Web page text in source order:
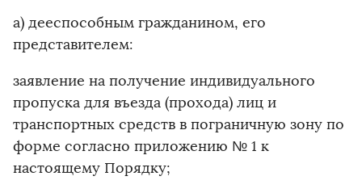
а) дееспособным гражданином, его
представителем:
заявление на получение индивидуального
пропуска для въезда (прохода) лиц и
транспортных средств в пограничную зону по
форме согласно приложению № 1 к
настоящему Порядку;